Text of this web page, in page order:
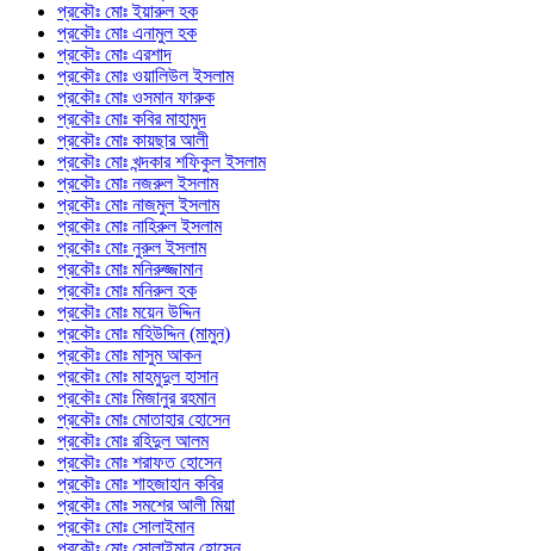
প্রকৌঃ মোঃ ইয়ারুল হক
প্রকৌঃ মোঃ এনামুল হক
প্রকৌঃ মোঃ এরশাদ
প্রকৌঃ মোঃ ওয়ালিউল ইসলাম
প্রকৌঃ মোঃ ওসমান ফারুক
প্রকৌঃ মোঃ কবির মাহামুদ
প্রকৌঃ মোঃ কায়ছার আলী
প্রকৌঃ মোঃ খন্দকার শফিকুল ইসলাম
প্রকৌঃ মোঃ নজরুল ইসলাম
প্রকৌঃ মোঃ নাজমুল ইসলাম
প্রকৌঃ মোঃ নাহিরুল ইসলাম
প্রকৌঃ মোঃ নুরুল ইসলাম
প্রকৌঃ মোঃ মনিরুজ্জামান
প্রকৌঃ মোঃ মনিরুল হক
প্রকৌঃ মোঃ ময়েন উদ্দিন
প্রকৌঃ মোঃ মহিউদ্দিন (মামুন)
প্রকৌঃ মোঃ মাসুম আকন
প্রকৌঃ মোঃ মাহমুদুল হাসান
প্রকৌঃ মোঃ মিজানুর রহমান
প্রকৌঃ মোঃ মোতাহার হোসেন
প্রকৌঃ মোঃ রহিদুল আলম
প্রকৌঃ মোঃ শরাফত হোসেন
প্রকৌঃ মোঃ শাহজাহান কবির
প্রকৌঃ মোঃ সমশের আলী মিয়া
প্রকৌঃ মোঃ সোলাইমান